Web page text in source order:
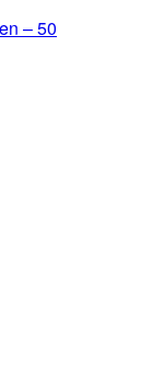
– 50